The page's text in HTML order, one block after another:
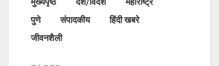
पुणे
संपादकीय
हिंदी खबरे
जीवनशैली